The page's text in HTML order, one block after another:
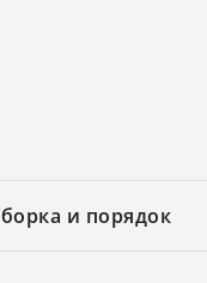
и порядок